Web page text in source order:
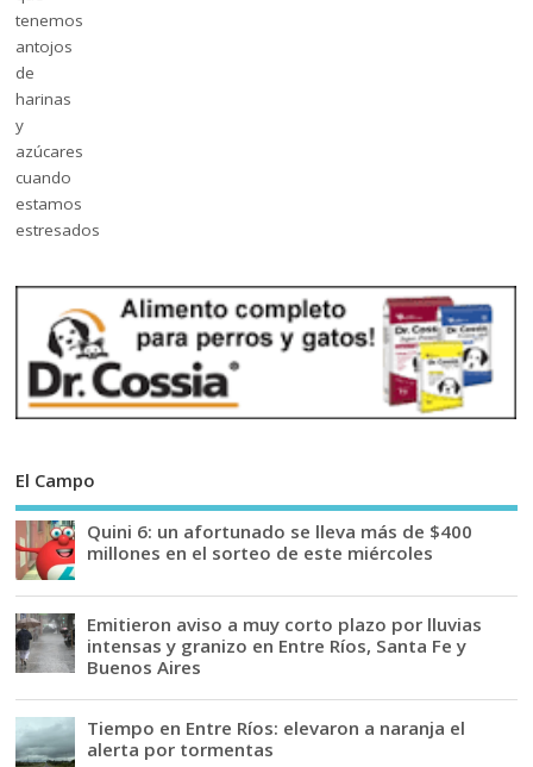
El Campo
Quini 6: un afortunado se lleva más de $400
millones en el sorteo de este miércoles
Emitieron aviso a muy corto plazo por lluvias
intensas y granizo en Entre Ríos, Santa Fe y
Buenos Aires
Tiempo en Entre Ríos: elevaron a naranja el
alerta por tormentas